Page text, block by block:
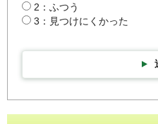
2：ふつう
3：見つけにくかった
彩の国統計情